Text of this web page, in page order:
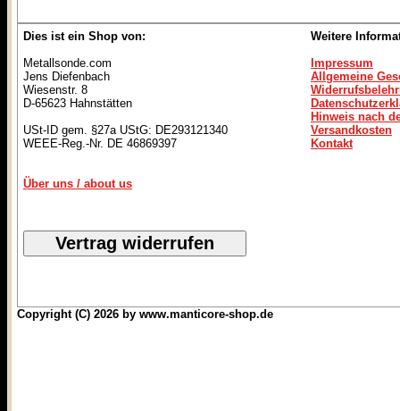
Dies ist ein Shop von:
Metallsonde.com
Jens Diefenbach
Wiesenstr. 8
D-65623 Hahnstätten
USt-ID gem. §27a UStG: DE293121340
WEEE-Reg.-Nr. DE 46869397
Über uns / about us
Weitere
Impressum
Allgemeine
Hinweis nach
Versandkosten
Kontakt
Copyright (C) 2026 by www.manticore-shop.de